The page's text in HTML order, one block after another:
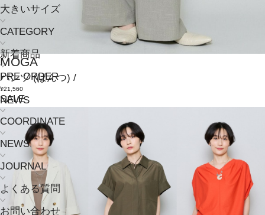
大きいサイズ
CATEGORY
新着商品
PRE ORDER
SALE
COORDINATE
NEWS
JOURNAL
よくある質問
お問い合わせ
MOGA
パンツ(ぱんつ) /
¥21,560
NEWS